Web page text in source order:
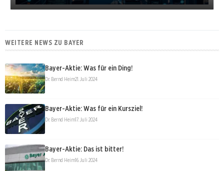
WEITERE NEWS ZU BAYER
Bayer-Aktie: Was für ein Ding!
Dr. Bernd Heim21. Juli 2024
Bayer-Aktie: Was für ein Kursziel!
Dr. Bernd Heim17. Juli 2024
Bayer-Aktie: Das ist bitter!
Dr. Bernd Heim16. Juli 2024